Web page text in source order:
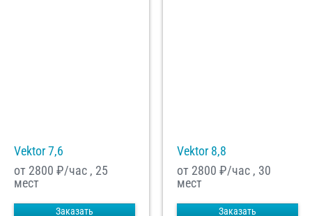
Vektor 7,6
от 2800 ₽/час , 25
мест
Заказать
Vektor 8,8
от 2800 ₽/час , 30
мест
Заказать